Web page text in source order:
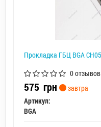
Прокладка ГБЦ BGA
0 отзывов
575 грн
завтра
Артикул:
BGA